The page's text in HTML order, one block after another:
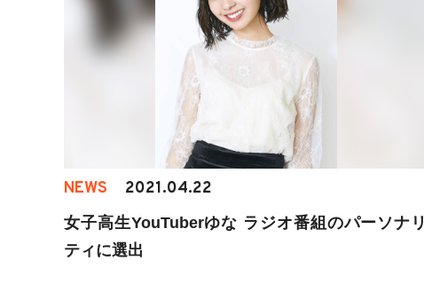
NEWS 2021.04.22
女子高生YouTuberゆな ラジオ番組のパーソナリ
ティに選出